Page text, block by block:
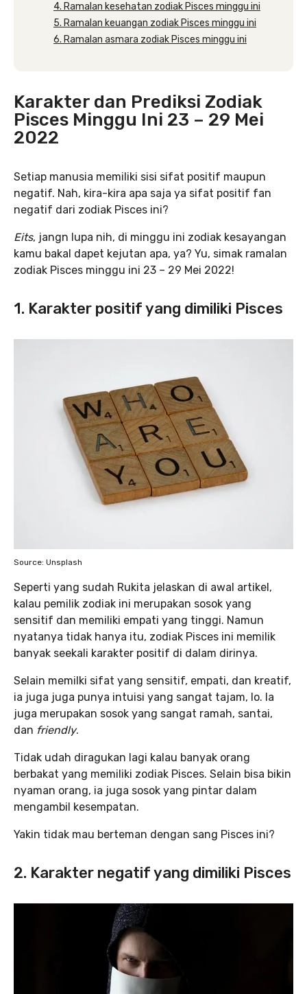
4. Ramalan kesehatan zodiak Pisces minggu ini
5. Ramalan keuangan zodiak Pisces minggu ini
6. Ramalan asmara zodiak Pisces minggu ini
Karakter dan Prediksi Zodiak
Pisces Minggu Ini 23 – 29 Mei
2022
Setiap manusia memiliki sisi sifat positif maupun
negatif. Nah, kira-kira apa saja ya sifat positif fan
negatif dari zodiak Pisces ini?
Eits, jangn lupa nih, di minggu ini zodiak kesayangan
kamu bakal dapet kejutan apa, ya? Yu, simak ramalan
zodiak Pisces minggu ini 23 – 29 Mei 2022!
1. Karakter positif yang dimiliki Pisces
Source: Unsplash
Seperti yang sudah Rukita jelaskan di awal artikel,
kalau pemilik zodiak ini merupakan sosok yang
sensitif dan memiliki empati yang tinggi. Namun
nyatanya tidak hanya itu, zodiak Pisces ini memilik
banyak seekali karakter positif di dalam dirinya.
Selain memilki sifat yang sensitif, empati, dan kreatif,
ia juga juga punya intuisi yang sangat tajam, lo. Ia
juga merupakan sosok yang sangat ramah, santai,
dan friendly.
Tidak udah diragukan lagi kalau banyak orang
berbakat yang memiliki zodiak Pisces. Selain bisa bikin
nyaman orang, ia juga sosok yang pintar dalam
mengambil kesempatan.
Yakin tidak mau berteman dengan sang Pisces ini?
2. Karakter negatif yang dimiliki Pisces